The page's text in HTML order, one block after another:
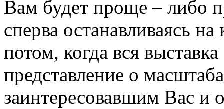
Вам будет проще – либо
сперва останавливаясь
потом, когда вся
представление о
заинтересовавшим Вас и